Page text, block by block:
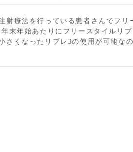
射療法を行っている患者さんでフ
末年始あたりにフリースタイルリ
さくなったリブレ3の使用が可能な